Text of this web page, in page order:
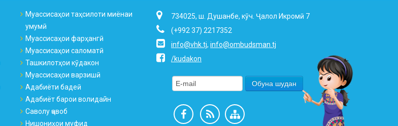
Муассисаҳои таҳсилоти миёнаи
умумӣ
Муассисаҳои фарҳангӣ
Муассисаҳои саломатӣ
Ташкилотҳои кӯдакон
Муассисаҳои варзишӣ
Адабиёти бадеӣ
Адабиёт барои волидайн
Саволу ҷавоб
Нишониҳои муфид
734025, ш. Душанбе, кӯч. Ҷалол Икромӣ 7
(+992 37) 2217352
info@vhk.tj, info@ombudsman.tj
/kudakon